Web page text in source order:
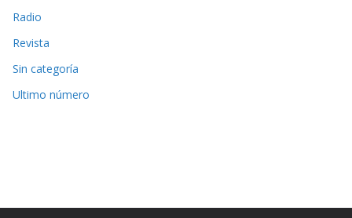
Radio
Revista
Sin categoría
Ultimo número